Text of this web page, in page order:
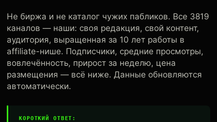
Не биржа и не каталог чужих пабликов. Все 3819
каналов — наши: своя редакция, свой контент,
аудитория, выращенная за 10 лет работы в
affiliate-нише. Подписчики, средние просмотры,
вовлечённость, прирост за неделю, цена
размещения — всё ниже. Данные обновляются
автоматически.
КОРОТКИЙ ОТВЕТ: